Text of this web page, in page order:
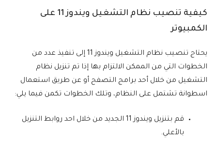
كيفية تنصيب نظام التشغيل ويندوز 11 على
الكمبيوتر
يحتاج تنصيب نظام التشغيل ويندوز 11 إلى تنفيذ عدد من
الخطوات التي من الممكن الالتزام بها إذا تم تنزيل نظام
التشغيل من خلال أحد برامج التصفح أو عن طريق استعمال
اسطوانة تشتمل على النظام، وتلك الخطوات تكمن فيما يلي:
قم بتنزيل ويندوز 11 الجديد من خلال احد روابط التنزيل
بالأعلي.